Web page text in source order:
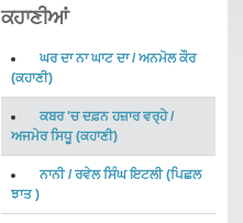
ਕਹਾਣੀਆਂ
ਘਰ ਦਾ ਨਾ ਘਾਟ ਦਾ/ਅਨਮੋਲ ਕੌਰ
(ਕਹਾਣੀ)
ਕਬਰ 'ਚ ਦਫ਼ਨ ਹਜ਼ਾਰ ਵਰ੍ਹੇ/
ਅਜਮੇਰ ਸਿਧੂ(ਕਹਾਣੀ)
ਨਾਨੀ/ਰਵੇਲ ਸਿੰਘ ਇਟਲੀ(ਪਿਛਲ
ਝਾਤ)